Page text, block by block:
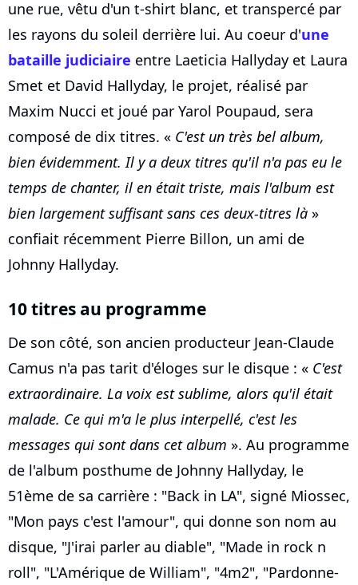
une rue, vêtu d'un t-shirt blanc, et transpercé par
les rayons du soleil derrière lui. Au coeur d'une
bataille judiciaire entre Laeticia Hallyday et Laura
Smet et David Hallyday, le projet, réalisé par
Maxim Nucci et joué par Yarol Poupaud, sera
composé de dix titres. « C'est un très bel album,
bien évidemment. Il y a deux titres qu'il n'a pas eu le
temps de chanter, il en était triste, mais l'album est
bien largement suffisant sans ces deux-titres là »
confiait récemment Pierre Billon, un ami de
Johnny Hallyday.
10 titres au programme
De son côté, son ancien producteur Jean-Claude
Camus n'a pas tarit d'éloges sur le disque : « C'est
extraordinaire. La voix est sublime, alors qu'il était
malade. Ce qui m'a le plus interpellé, c'est les
messages qui sont dans cet album ». Au programme
de l'album posthume de Johnny Hallyday, le
51ème de sa carrière : "Back in LA", signé Miossec,
"Mon pays c'est l'amour", qui donne son nom au
disque, "J'irai parler au diable", "Made in rock n
roll", "L'Amérique de William", "4m2", "Pardonne-